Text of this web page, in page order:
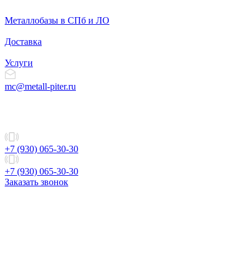
Металлобазы в СПб и ЛО
Доставка
Услуги
mc@metall-piter.ru
+7 (930) 065-30-30
+7 (930) 065-30-30
Заказать звонок